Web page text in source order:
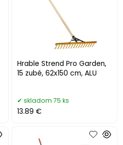
Hrable Strend Pro Garden,
15 zubé, 62x150 cm, ALU
skladom 75 ks
13.89 €